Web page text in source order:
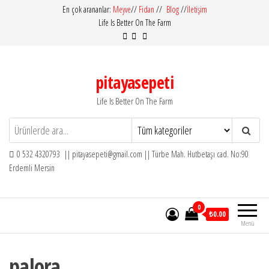
En çok arananlar: Meyve// Fidan // Blog//İletişim
Life Is Better On The Farm
pitayasepeti
Life Is Better On The Farm
0 532 4320793 || pitayasepeti@gmail.com || Türbe Mah. Hutbetaşı cad. No:90
Erdemli Mersin
Menü
0
₺0.00